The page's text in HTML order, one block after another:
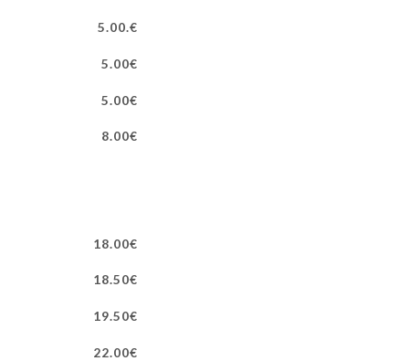
5.00.€
5.00€
5.00€
8.00€
18.00€
18.50€
19.50€
22.00€